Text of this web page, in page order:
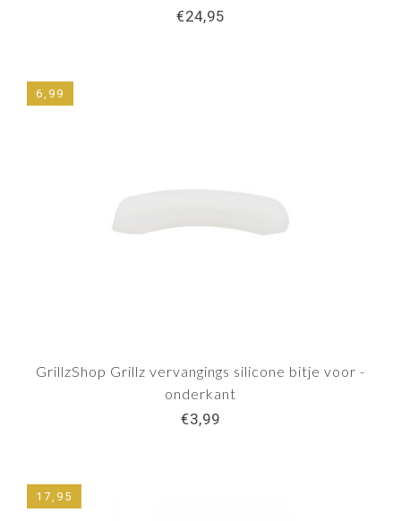
€24,95
6,99
GrillzShop Grillz vervangings silicone bitje voor -
onderkant
€3,99
17,95